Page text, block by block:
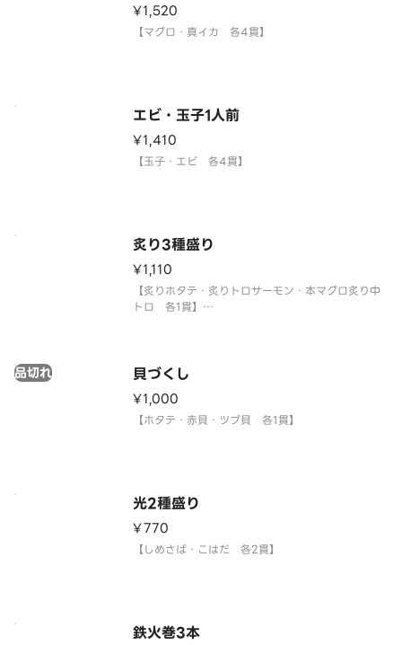
¥1,520
【マグロ・真イカ 各4貫】
エビ・玉子1人前
¥1,410
【玉子・エビ 各4貫】
炙り3種盛り
¥1,110
【炙りホタテ・炙りトロサーモン・本マグロ炙り中
トロ 各1貫】
貝づくし
品切れ
¥1,000
【ホタテ・赤貝・ツブ貝 各1貫】
光2種盛り
¥770
【しめさば・こはだ 各2貫】
鉄火巻3本